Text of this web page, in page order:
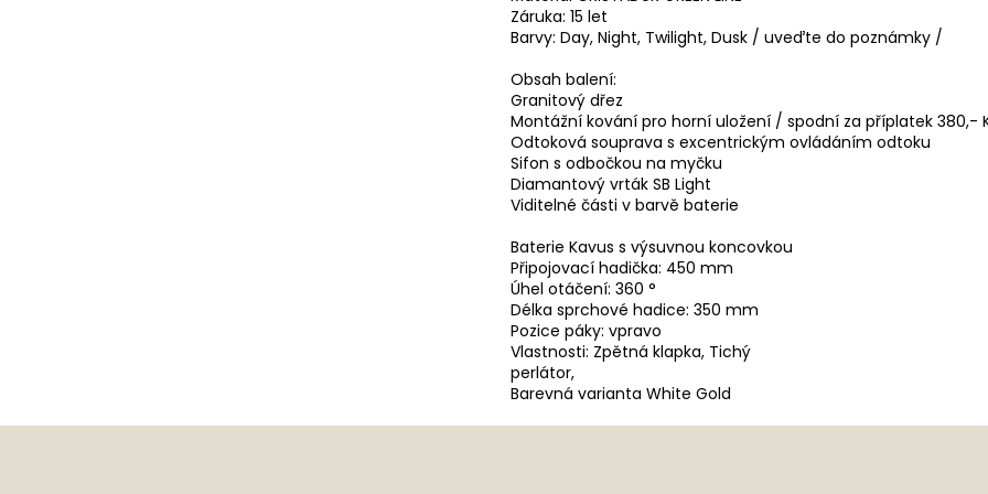
Záruka: 15 let
Barvy: Day, Night, Twilight, Dusk / uveďte do poznámky /
Obsah balení:
Granitový dřez
Montážní kování pro horní uložení / spodní za příplatek 380,-
Odtoková souprava s excentrickým ovládáním odtoku
Sifon s odbočkou na myčku
Diamantový vrták SB Light
Viditelné části v barvě baterie
Baterie Kavus s výsuvnou koncovkou
Připojovací hadička: 450 mm
Úhel otáčení: 360 °
Délka sprchové hadice: 350 mm
Pozice páky: vpravo
Vlastnosti: Zpětná klapka, Tichý
perlátor,
Barevná varianta White Gold